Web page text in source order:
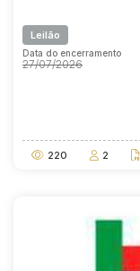
Leilão
Data do encerramento
27/07/2026
220 2